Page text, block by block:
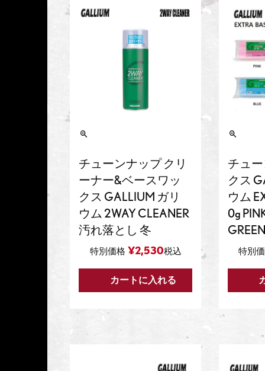
チューンナップ クリ
ーナー&ベースワッ
クス GALLIUM ガリ
ウム 2WAY CLEANER
汚れ落とし 冬
特別価格 ¥2,530税込
カートに入れる
チュ
クス
ウム
0g
特別